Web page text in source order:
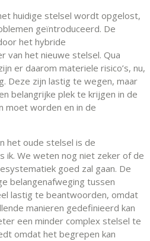
huidige stelsel wordt opgelost,
geïntroduceerd. De
het hybride
van het nieuwe stelsel. Qua
er daarom materiele risico’s, nu,
Deze zijn lastig te wegen, maar
belangrijke plek te krijgen in de
moet worden en in de
het oude stelsel is de
ik. We weten nog niet zeker of de
goed zal gaan. De
belangenafweging tussen
lastig te beantwoorden, omdat
manieren gedefinieerd kan
een minder complex stelsel te
omdat het begrepen kan